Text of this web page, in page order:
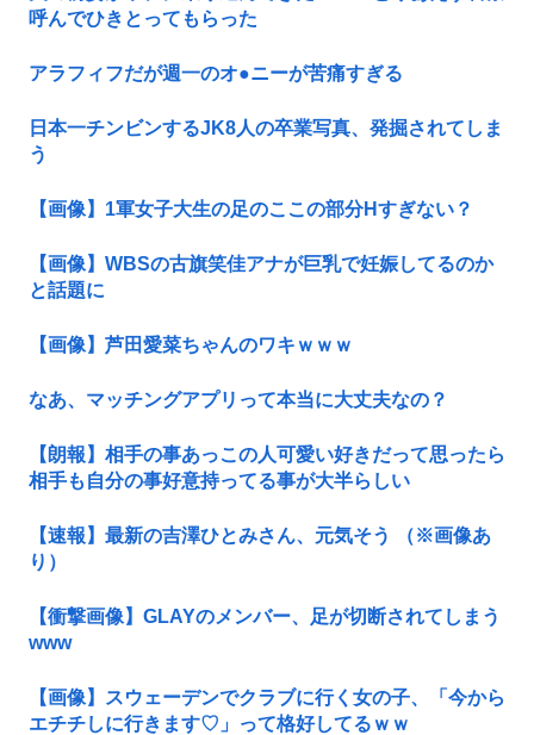
呼んでひきとってもらった
アラフィフだが週一のオ●ニーが苦痛すぎる
日本一チンビンするJK8人の卒業写真、発掘されてしま
う
【画像】1軍女子大生の足のここの部分Нすぎない？
【画像】WBSの古旗笑佳アナが巨乳で妊娠してるのか
と話題に
【画像】芦田愛菜ちゃんのワキｗｗｗ
なあ、マッチングアプリって本当に大丈夫なの？
【朗報】相手の事あっこの人可愛い好きだって思ったら
相手も自分の事好意持ってる事が大半らしい
【速報】最新の吉澤ひとみさん、元気そう （※画像あ
り）
【衝撃画像】GLAYのメンバー、足が切断されてしまう
www
【画像】スウェーデンでクラブに行く女の子、「今から
エチチしに行きます♡」って格好してるｗｗ